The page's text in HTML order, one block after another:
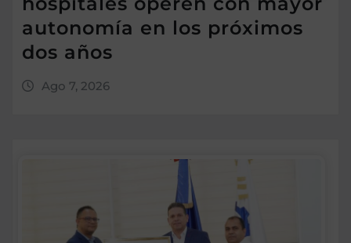
autonomía en los próximos
dos años
Ago 7, 2026